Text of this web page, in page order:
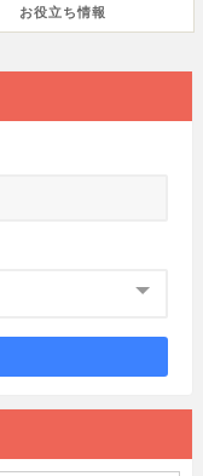
お役立ち情報